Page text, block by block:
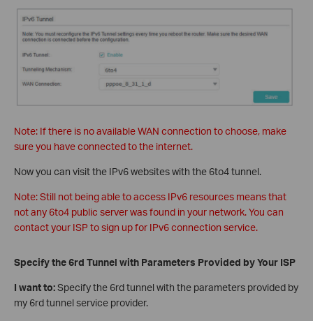
Note: If there is no available WAN connection to choose, make
sure you have connected to the internet.
Now you can visit the IPv6 websites with the 6to4 tunnel.
Note: Still not being able to access IPv6 resources means that
not any 6to4 public server was found in your network. You can
contact your ISP to sign up for IPv6 connection service.
Specify the 6rd Tunnel with Parameters Provided by Your ISP
I want to:Specify the 6rd tunnel with the parameters provided by
my 6rd tunnel service provider.